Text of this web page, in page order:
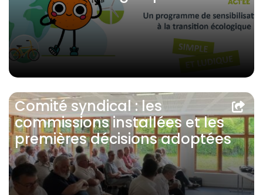
Comité syndical : les
commissions installées et les
premières décisions adoptées